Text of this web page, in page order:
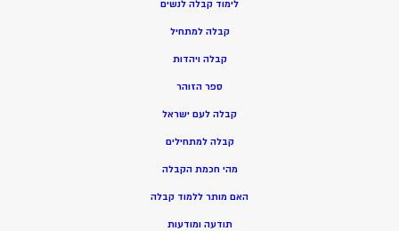
לימוד קבלה לנשים
קבלה למתחיל
קבלה ויהדות
ספר הזוהר
קבלה לעם ישראל
קבלה למתחילים
מהי חכמת הקבלה
האם מותר ללמוד קבלה
תודעה ומודעות